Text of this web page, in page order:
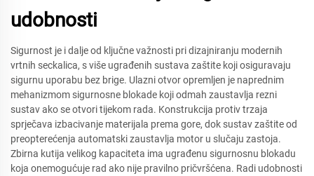
udobnosti
Sigurnost je i dalje od ključne važnosti pri dizajniranju modernih
vrtnih seckalica, s više ugrađenih sustava zaštite koji osiguravaju
sigurnu uporabu bez brige. Ulazni otvor opremljen je naprednim
mehanizmom sigurnosne blokade koji odmah zaustavlja rezni
sustav ako se otvori tijekom rada. Konstrukcija protiv trzaja
sprječava izbacivanje materijala prema gore, dok sustav zaštite od
preopterećenja automatski zaustavlja motor u slučaju zastoja.
Zbirna kutija velikog kapaciteta ima ugrađenu sigurnosnu blokadu
koja onemogućuje rad ako nije pravilno pričvršćena. Radi udobnosti